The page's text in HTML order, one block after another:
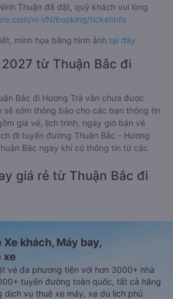
Thuận đã đặt, quý khách vui lòng
vi-VN/booking/ticketinfo
minh họa bằng hình ảnh tại đây.
từ Thuận Bắc đi
Bắc đi Hương Trà vẫn chưa được
sẽ sớm thông báo cho các bạn thông tin
giá vé, lịch trình, ngày giờ bán vé
đi tuyến đường Thuận Bắc - Hương
Bắc ngay khi có thông tin từ các
giá rẻ từ Thuận Bắc đi
khách, Máy bay,
xe
vé đa phương tiện với hơn 3000+ nhà
tuyến đường toàn quốc, tất cả hãng
dịch vụ thuê xe máy, xe du lịch phủ